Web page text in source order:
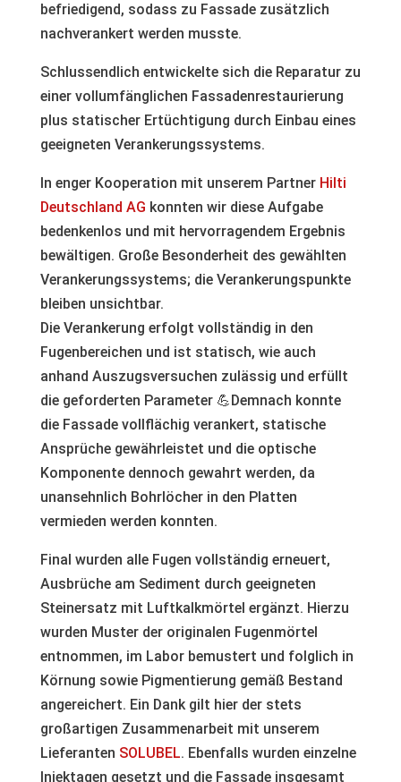
befriedigend, sodass zu Fassade zusätzlich
nachverankert werden musste.
Schlussendlich entwickelte sich die Reparatur zu
einer vollumfänglichen Fassadenrestaurierung
plus statischer Ertüchtigung durch Einbau eines
geeigneten Verankerungssystems.
In enger Kooperation mit unserem Partner Hilti
Deutschland AG konnten wir diese Aufgabe
bedenkenlos und mit hervorragendem Ergebnis
bewältigen. Große Besonderheit des gewählten
Verankerungssystems; die Verankerungspunkte
bleiben unsichtbar.
Die Verankerung erfolgt vollständig in den
Fugenbereichen und ist statisch, wie auch
anhand Auszugsversuchen zulässig und erfüllt
die geforderten Parameter 💪Demnach konnte
die Fassade vollflächig verankert, statische
Ansprüche gewährleistet und die optische
Komponente dennoch gewahrt werden, da
unansehnlich Bohrlöcher in den Platten
vermieden werden konnten.
Final wurden alle Fugen vollständig erneuert,
Ausbrüche am Sediment durch geeigneten
Steinersatz mit Luftkalkmörtel ergänzt. Hierzu
wurden Muster der originalen Fugenmörtel
entnommen, im Labor bemustert und folglich in
Körnung sowie Pigmentierung gemäß Bestand
angereichert. Ein Dank gilt hier der stets
großartigen Zusammenarbeit mit unserem
Lieferanten SOLUBEL. Ebenfalls wurden einzelne
Injektagen gesetzt und die Fassade insgesamt